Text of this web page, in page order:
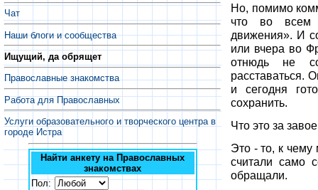
Чат
Наши блоги и сообщества
Ищущий, да обрящет
Православные знакомства
Работа для Православных
Услуги образовательного и творческого центра в
городе Истра
Найти анкету на Православных
знакомствах
Пол:
Но, помимо
что во всем
движения». И
или вчера во
отнюдь не
расставаться.
и сегодня
сохранить.
Что это за
Это - то, к чему
считали само
обращали.